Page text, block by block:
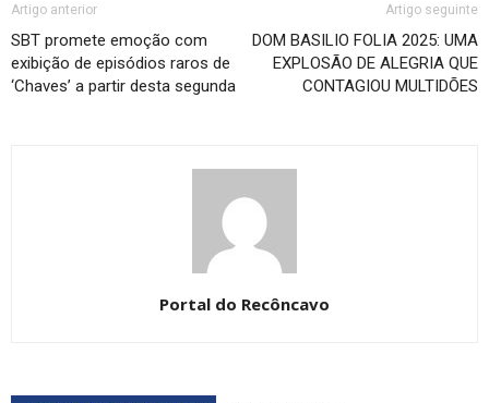
Artigo anterior
SBT promete emoção com
exibição de episódios raros de
‘Chaves’ a partir desta segunda
Artigo seguinte
DOM BASILIO FOLIA 2025: UMA
EXPLOSÃO DE ALEGRIA QUE
CONTAGIOU MULTIDÕES
Portal do Recôncavo